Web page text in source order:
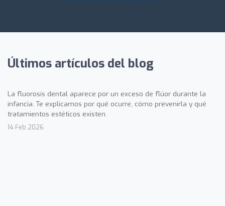
Últimos artículos del blog
La fluorosis dental aparece por un exceso de flúor durante la
infancia. Te explicamos por qué ocurre, cómo prevenirla y qué
tratamientos estéticos existen.
14 Feb 2026